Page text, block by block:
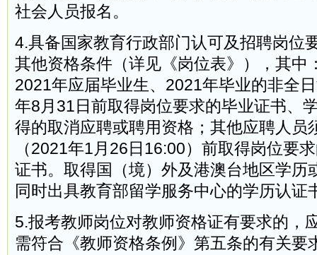
社会人员报名。
4.具备国家教育行政部门认可及招聘岗位
其他资格条件（详见《岗位表》），其中
2021年应届毕业生、2021年毕业的非全
年8月31日前取得岗位要求的毕业证书、
得的取消应聘或聘用资格；其他应聘人员
（2021年1月26日16:00）前取得岗位要
证书。取得国（境）外及港澳台地区学历
同时出具教育部留学服务中心的学历认证
5.报考教师岗位对教师资格证有要求的，
需符合《教师资格条例》第五条的有关要